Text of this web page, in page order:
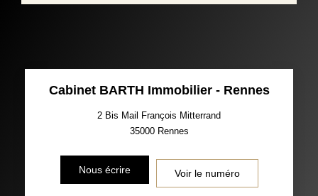
Cabinet BARTH Immobilier - Rennes
2 Bis Mail François Mitterrand
35000 Rennes
Nous écrire Voir le numéro